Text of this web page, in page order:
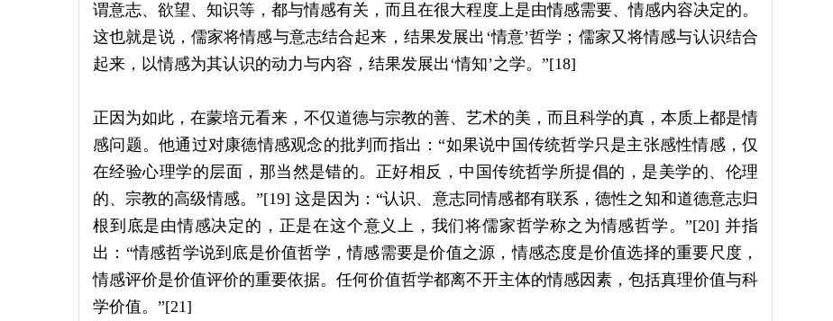
谓意志、欲望、知识等，都与情感有关，而且在很大程度上是由情感需要、情感内容决定的。
这也就是说，儒家将情感与意志结合起来，结果发展出‘情意’哲学；儒家又将情感与认识结合
起来，以情感为其认识的动力与内容，结果发展出‘情知’之学。”[18]
正因为如此，在蒙培元看来，不仅道德与宗教的善、艺术的美，而且科学的真，本质上都是情
感问题。他通过对康德情感观念的批判而指出：“如果说中国传统哲学只是主张感性情感，仅
在经验心理学的层面，那当然是错的。正好相反，中国传统哲学所提倡的，是美学的、伦理
的、宗教的高级情感。”[19] 这是因为：“认识、意志同情感都有联系，德性之知和道德意志归
根到底是由情感决定的，正是在这个意义上，我们将儒家哲学称之为情感哲学。”[20] 并指
出：“情感哲学说到底是价值哲学，情感需要是价值之源，情感态度是价值选择的重要尺度，
情感评价是价值评价的重要依据。任何价值哲学都离不开主体的情感因素，包括真理价值与科
学价值。”[21]